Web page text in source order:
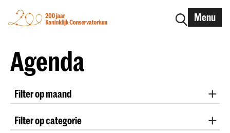
Menu
Agenda
Filter op maand
October 2026
November 2026
Filter op categorie